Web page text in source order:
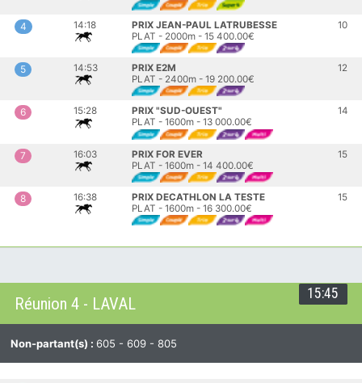
4 14:18
PRIX JEAN-PAUL LATRUBESSE
PLAT - 2000m - 15 400.00€
10
5 14:53
PRIX E2M
PLAT - 2400m - 19 200.00€
12
6 15:28
PRIX "SUD-OUEST"
PLAT - 1600m - 13 000.00€
14
7 16:03
PRIX FOR EVER
PLAT - 1600m - 14 400.00€
15
8 16:38
PRIX DECATHLON LA TESTE
PLAT - 1600m - 16 300.00€
15
15:45
Réunion 4 - LAVAL
Non-partant(s) : 605 - 609 - 805